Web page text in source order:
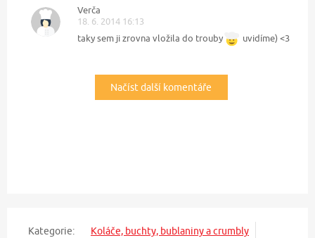
Verča
18. 6. 2014 16:13
taky sem ji zrovna vložila do trouby
uvidíme) <3
Načíst další komentáře
Kategorie:
Koláče, buchty, bublaniny a crumbly